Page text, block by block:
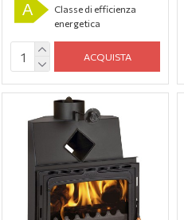
A
Classe di efficienza
energetica
ACQUISTA